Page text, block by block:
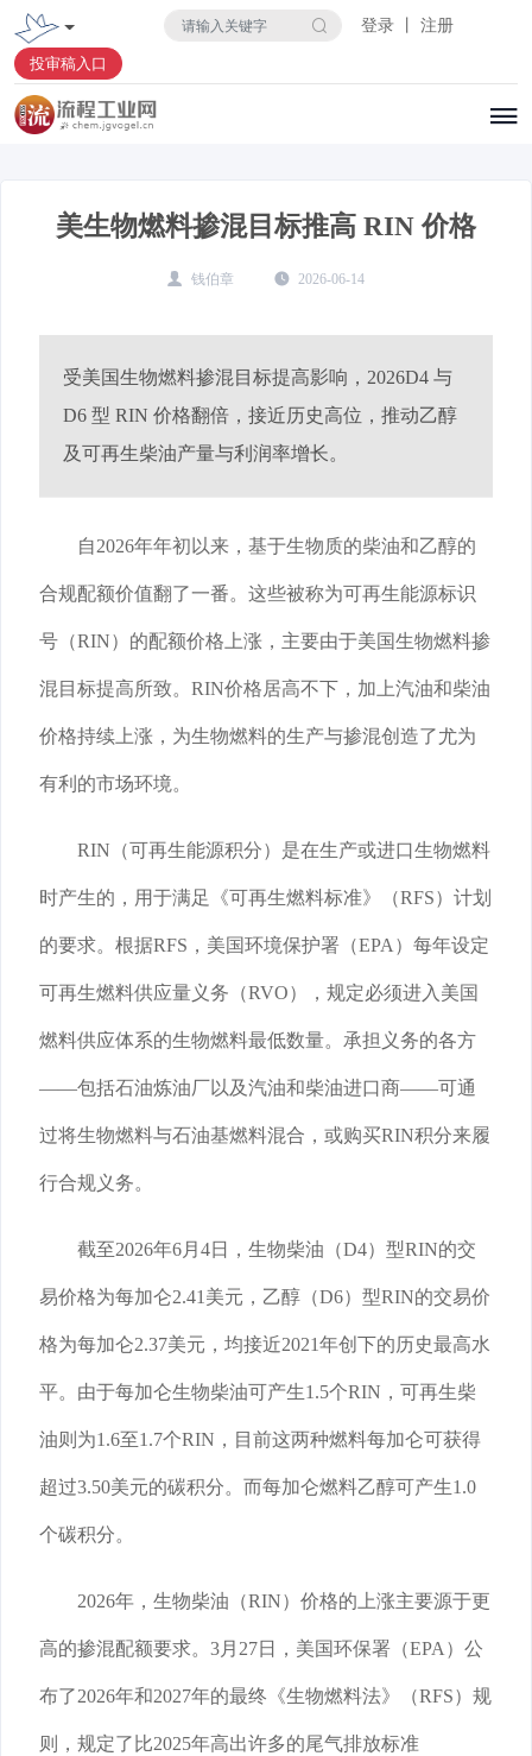
登录 丨 注册
投审稿入口
美生物燃料掺混目标推高 RIN 价格
钱伯章 2026-06-14
受美国生物燃料掺混目标提高影响，2026D4 与
D6 型 RIN 价格翻倍，接近历史高位，推动乙醇
及可再生柴油产量与利润率增长。
自2026年年初以来，基于生物质的柴油和乙醇的
合规配额价值翻了一番。这些被称为可再生能源标识
号（RIN）的配额价格上涨，主要由于美国生物燃料掺
混目标提高所致。RIN价格居高不下，加上汽油和柴油
价格持续上涨，为生物燃料的生产与掺混创造了尤为
有利的市场环境。
RIN（可再生能源积分）是在生产或进口生物燃料
时产生的，用于满足《可再生燃料标准》（RFS）计划
的要求。根据RFS，美国环境保护署（EPA）每年设定
可再生燃料供应量义务（RVO），规定必须进入美国
燃料供应体系的生物燃料最低数量。承担义务的各方
——包括石油炼油厂以及汽油和柴油进口商——可通
过将生物燃料与石油基燃料混合，或购买RIN积分来履
行合规义务。
截至2026年6月4日，生物柴油（D4）型RIN的交
易价格为每加仑2.41美元，乙醇（D6）型RIN的交易价
格为每加仑2.37美元，均接近2021年创下的历史最高水
平。由于每加仑生物柴油可产生1.5个RIN，可再生柴
油则为1.6至1.7个RIN，目前这两种燃料每加仑可获得
超过3.50美元的碳积分。而每加仑燃料乙醇可产生1.0
个碳积分。
2026年，生物柴油（RIN）价格的上涨主要源于更
高的掺混配额要求。3月27日，美国环保署（EPA）公
布了2026年和2027年的最终《生物燃料法》（RFS）规
则，规定了比2025年高出许多的尾气排放标准